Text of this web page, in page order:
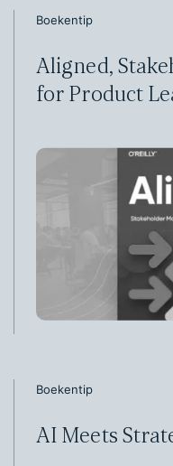
Boekentip
Aligned,
for Product
Boekentip
AI Meets